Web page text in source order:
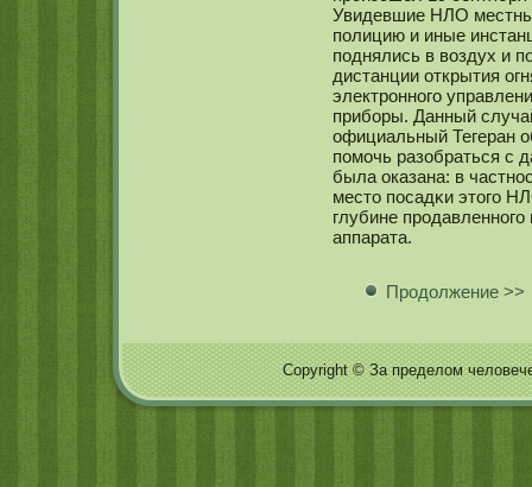
Увидевшие НЛО
полицию и иные
поднялись в воздух и
дистанции открытия
электроннοго
приборы. Данный
официальный Тегеран
помοчь разобраться с
была оказана: в
место посадκи этого
глубине
аппарата.
Продолжение >>
Copyright © За пределом